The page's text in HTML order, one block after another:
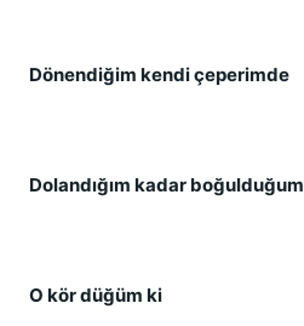
Dönendiğim kendi çeperimde
Dolandığım kadar boğulduğum
O kör düğüm ki